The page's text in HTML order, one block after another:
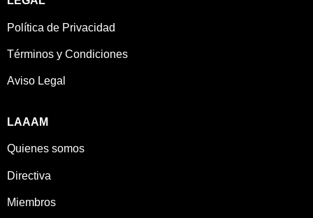
Política de Privacidad
Términos y Condiciones
Aviso Legal
LAAAM
Quienes somos
Directiva
Miembros